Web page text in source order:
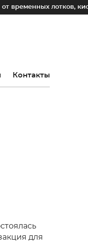
лотков, киосков и
Контакты
для